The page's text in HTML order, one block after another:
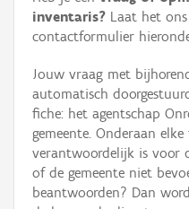
Erfgoedobject
Aanduidingsobject
Waarneming
Thema
Gebeurtenis
Persoon of collectief
inventaris? Laat het
contactformulier
Jouw vraag met
automatisch
fiche: het agentschap
gemeente. Onderaan
verantwoordelijk is voor
of de gemeente niet
beantwoorden? Dan